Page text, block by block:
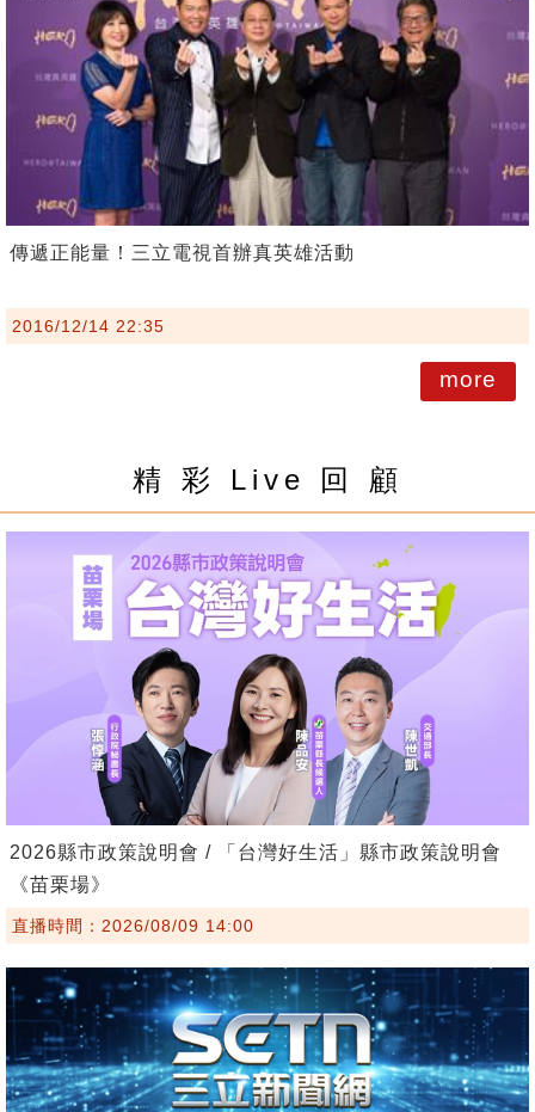
傳遞正能量！三立電視首辦真英雄活動
2016/12/14 22:35
more
精 彩 Live 回 顧
2026縣市政策說明會 / 「台灣好生活」縣市政策說明會
《苗栗場》
直播時間：2026/08/09 14:00